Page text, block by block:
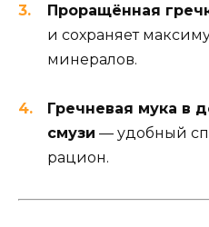
Проращённая
и сохраняет
минералов.
Гречневая мука в
смузи — удобный
рацион.